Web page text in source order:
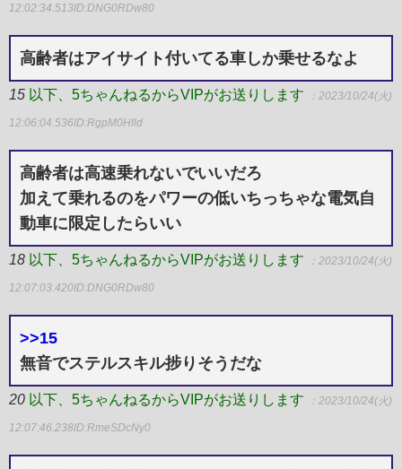
12:02:34.513ID:DNG0RDw80
高齢者はアイサイト付いてる車しか乗せるなよ
15 以下、5ちゃんねるからVIPがお送りします ：2023/10/24(火)
12:06:04.536ID:RgpM0Hlld
高齢者は高速乗れないでいいだろ
加えて乗れるのをパワーの低いちっちゃな電気自
動車に限定したらいい
18 以下、5ちゃんねるからVIPがお送りします ：2023/10/24(火)
12:07:03.420ID:DNG0RDw80
>>15
無音でステルスキル捗りそうだな
20 以下、5ちゃんねるからVIPがお送りします ：2023/10/24(火)
12:07:46.238ID:RmeSDcNy0